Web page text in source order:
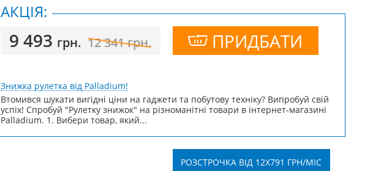
9 493 грн. 12 341грн. ПРИДБАТИ
АКЦІЯ:
Знижка рулетка від Palladium!
Втомився шукати вигідні ціни на гаджети та побутову техніку? Випробуй свій
успіх! Спробуй "Рулетку знижок" на різноманітні товари в інтернет-магазині
Palladium. 1. Вибери товар, який...
РОЗСТРОЧКА ВІД 12X791 ГРН/МІС